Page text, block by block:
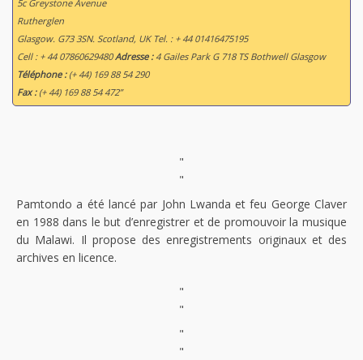
5c Greystone Avenue
Rutherglen
Glasgow. G73 3SN. Scotland, UK Tel. : + 44 01416475195
Cell : + 44 07860629480Adresse : 4 Gailes Park G 718 TS Bothwell Glasgow
Téléphone :(+ 44) 169 88 54 290
Fax :(+ 44) 169 88 54 472”
"
"
Pamtondo a été lancé par John Lwanda et feu George Claver
en 1988 dans le but d’enregistrer et de promouvoir la musique
du Malawi. Il propose des enregistrements originaux et des
archives en licence.
"
"
"
"